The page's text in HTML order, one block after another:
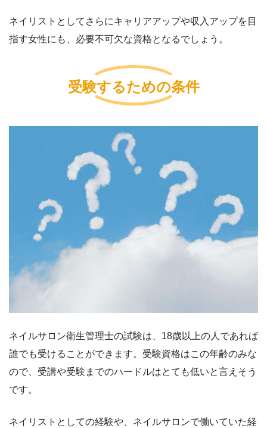
ネイリストとしてさらにキャリアアップや収入アップを目
指す女性にも、必要不可欠な資格となるでしょう。
受験するための条件
ネイルサロン衛生管理士の試験は、18歳以上の人であれば
誰でも受けることができます。受験資格はこの年齢のみな
ので、受講や受験までのハードルはとても低いと言えそう
です。
ネイリストとしての経験や、ネイルサロンで働いていた経